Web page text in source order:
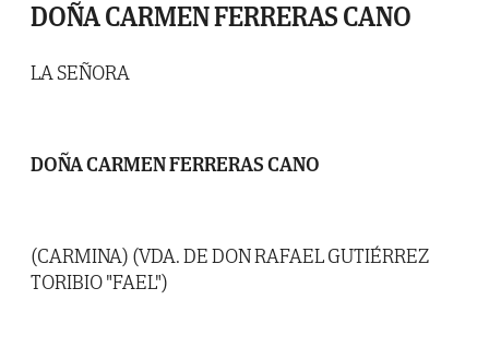
DOÑA CARMEN FERRERAS CANO
LA SEÑORA
DOÑA CARMEN FERRERAS CANO
(CARMINA) (VDA. DE DON RAFAEL GUTIÉRREZ
TORIBIO "FAEL")